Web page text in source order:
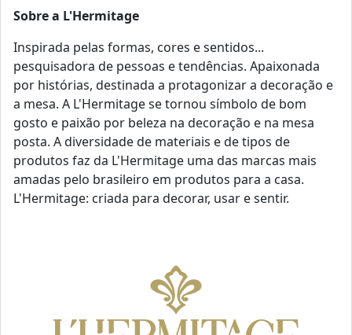
Sobre a L'Hermitage
Inspirada pelas formas, cores e sentidos...
pesquisadora de pessoas e tendências. Apaixonada
por histórias, destinada a protagonizar a decoração e
a mesa. A L'Hermitage se tornou símbolo de bom
gosto e paixão por beleza na decoração e na mesa
posta. A diversidade de materiais e de tipos de
produtos faz da L'Hermitage uma das marcas mais
amadas pelo brasileiro em produtos para a casa.
L'Hermitage: criada para decorar, usar e sentir.